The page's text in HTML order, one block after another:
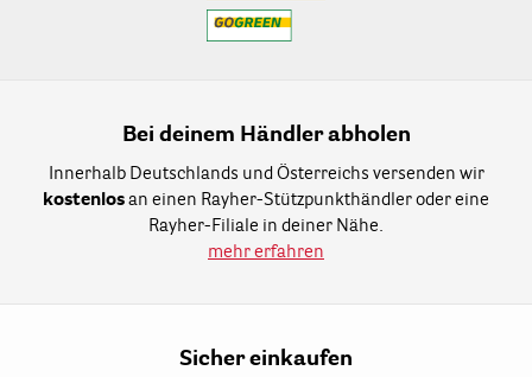
Bei deinem Händler abholen
Innerhalb Deutschlands und Österreichs versenden wir
kostenlos an einen Rayher-Stützpunkthändler oder eine
Rayher-Filiale in deiner Nähe.
mehr erfahren
Sicher einkaufen